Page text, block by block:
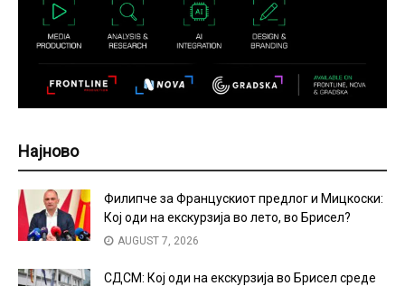
Најново
Филипче за Францускиот предлог и Мицкоски:
Кој оди на екскурзија во лето, во Брисел?
AUGUST 7, 2026
СДСМ: Кој оди на екскурзија во Брисел среде